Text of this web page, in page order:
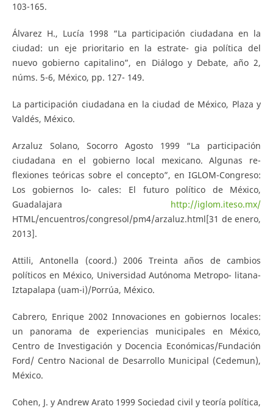
103-165.
Álvarez H., Lucía 1998 “La participación ciudadana en la
ciudad: un eje prioritario en la estrate- gia política del
nuevo gobierno capitalino”, en Diálogo y Debate, año 2,
núms. 5-6, México, pp. 127- 149.
La participación ciudadana en la ciudad de México, Plaza y
Valdés, México.
Arzaluz Solano, Socorro Agosto 1999 “La participación
ciudadana en el gobierno local mexicano. Algunas re-
flexiones teóricas sobre el concepto”, en IGLOM-Congreso:
Los gobiernos lo- cales: El futuro político de México,
Guadalajara http://iglom.iteso.mx/
HTML/encuentros/congresol/pm4/arzaluz.html[31 de enero,
2013].
Attili, Antonella (coord.) 2006 Treinta años de cambios
políticos en México, Universidad Autónoma Metropo- litana-
Iztapalapa (uam-i)/Porrúa, México.
Cabrero, Enrique 2002 Innovaciones en gobiernos locales:
un panorama de experiencias municipales en México,
Centro de Investigación y Docencia Económicas/Fundación
Ford/ Centro Nacional de Desarrollo Municipal (Cedemun),
México.
Cohen, J. y Andrew Arato 1999 Sociedad civil y teoría política,